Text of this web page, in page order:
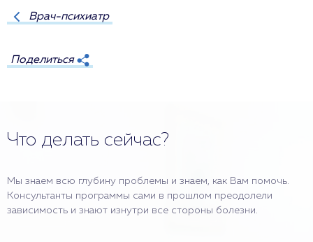
Врач-психиатр
Поделиться
Что делать сейчас?
Мы знаем всю глубину проблемы и знаем, как Вам помочь.
Консультанты программы сами в прошлом преодолели
зависимость и знают изнутри все стороны болезни.